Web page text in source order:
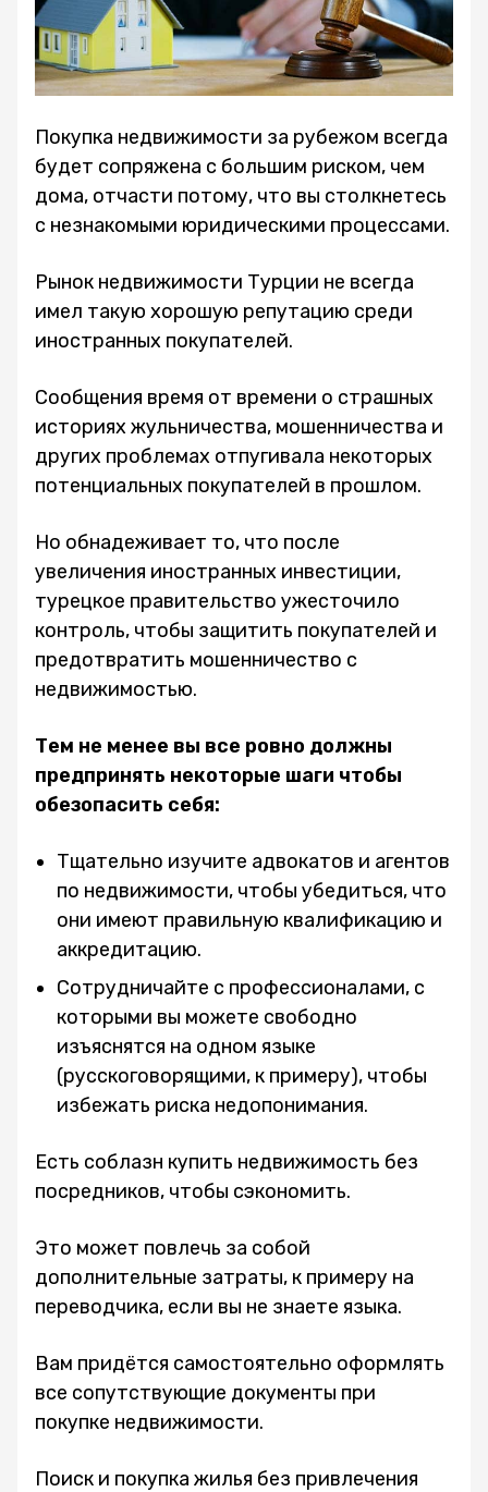
Покупка недвижимости за рубежом всегда
будет сопряжена с большим риском, чем
дома, отчасти потому, что вы столкнетесь
с незнакомыми юридическими процессами.
Рынок недвижимости Турции не всегда
имел такую хорошую репутацию среди
иностранных покупателей.
Сообщения время от времени о страшных
историях жульничества, мошенничества и
других проблемах отпугивала некоторых
потенциальных покупателей в прошлом.
Но обнадеживает то, что после
увеличения иностранных инвестиции,
турецкое правительство ужесточило
контроль, чтобы защитить покупателей и
предотвратить мошенничество с
недвижимостью.
Тем не менее вы все ровно должны
предпринять некоторые шаги чтобы
обезопасить себя:
Тщательно изучите адвокатов и агентов
по недвижимости, чтобы убедиться, что
они имеют правильную квалификацию и
аккредитацию.
Сотрудничайте с профессионалами, с
которыми вы можете свободно
изъяснятся на одном языке
(русскоговорящими, к примеру), чтобы
избежать риска недопонимания.
Есть соблазн купить недвижимость без
посредников, чтобы сэкономить.
Это может повлечь за собой
дополнительные затраты, к примеру на
переводчика, если вы не знаете языка.
Вам придётся самостоятельно оформлять
все сопутствующие документы при
покупке недвижимости.
Поиск и покупка жилья без привлечения